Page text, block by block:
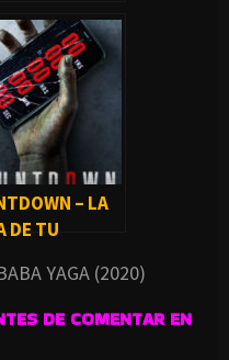
– LA
DE TU
YAGA (2020)
DE COMENTAR EN